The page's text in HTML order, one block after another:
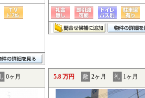
0ヶ月 5.8 万円 敷 2ヶ月 礼 1ヶ月